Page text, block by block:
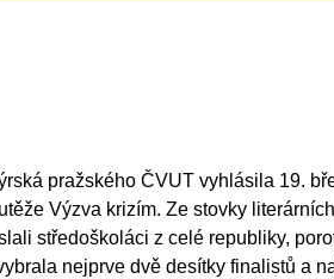
pražského ČVUT vyhlásila 19.
Výzva krizím. Ze stovky literárních
středoškoláci z celé republiky,
nejprve dvě desítky finalistů a